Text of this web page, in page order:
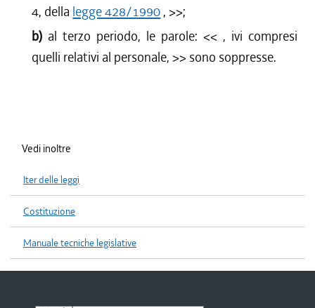
4, della legge 428/1990,>>;
b) al terzo periodo, le parole: <<, ivi compresi
quelli relativi al personale, >> sono soppresse.
Vedi inoltre
Iter delle leggi
Costituzione
Manuale tecniche legislative